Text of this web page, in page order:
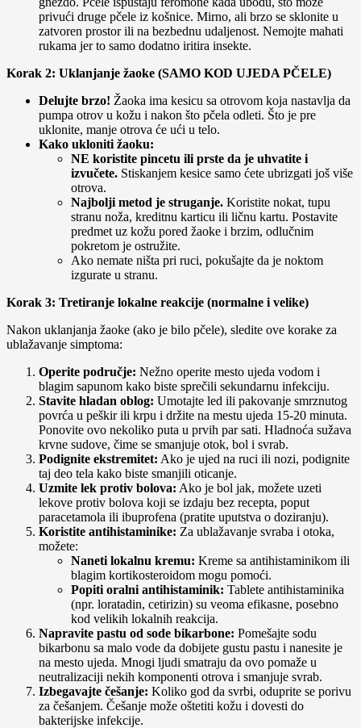
privući druge pčele iz košnice. Mirno, ali brzo se sklonite u
zatvoren prostor ili na bezbednu udaljenost. Nemojte mahati
rukama jer to samo dodatno iritira insekte.
Korak 2: Uklanjanje žaoke (SAMO KOD UJEDA PČELE)
Delujte brzo! Žaoka ima kesicu sa otrovom koja nastavlja da
pumpa otrov u kožu i nakon što pčela odleti. Što je pre
uklonite, manje otrova će ući u telo.
Kako ukloniti žaoku:
NE koristite pincetu ili prste da je uhvatite i
izvučete. Stiskanjem kesice samo ćete ubrizgati još više
otrova.
Najbolji metod je struganje. Koristite nokat, tupu
stranu noža, kreditnu karticu ili ličnu kartu. Postavite
predmet uz kožu pored žaoke i brzim, odlučnim
pokretom je ostružite.
Ako nemate ništa pri ruci, pokušajte da je noktom
izgurate u stranu.
Korak 3: Tretiranje lokalne reakcije (normalne i velike)
Nakon uklanjanja žaoke (ako je bilo pčele), sledite ove korake za
ublažavanje simptoma:
Operite područje: Nežno operite mesto ujeda vodom i
blagim sapunom kako biste sprečili sekundarnu infekciju.
Stavite hladan oblog: Umotajte led ili pakovanje smrznutog
povrća u peškir ili krpu i držite na mestu ujeda 15-20 minuta.
Ponovite ovo nekoliko puta u prvih par sati. Hladnoća sužava
krvne sudove, čime se smanjuje otok, bol i svrab.
Podignite ekstremitet: Ako je ujed na ruci ili nozi, podignite
taj deo tela kako biste smanjili oticanje.
Uzmite lek protiv bolova: Ako je bol jak, možete uzeti
lekove protiv bolova koji se izdaju bez recepta, poput
paracetamola ili ibuprofena (pratite uputstva o doziranju).
Koristite antihistaminike: Za ublažavanje svraba i otoka,
možete:
Naneti lokalnu kremu: Kreme sa antihistaminikom ili
blagim kortikosteroidom mogu pomoći.
Popiti oralni antihistaminik: Tablete antihistaminika
(npr. loratadin, cetirizin) su veoma efikasne, posebno
kod velikih lokalnih reakcija.
Napravite pastu od sode bikarbone: Pomešajte sodu
bikarbonu sa malo vode da dobijete gustu pastu i nanesite je
na mesto ujeda. Mnogi ljudi smatraju da ovo pomaže u
neutralizaciji nekih komponenti otrova i smanjuje svrab.
Izbegavajte češanje: Koliko god da svrbi, oduprite se porivu
za češanjem. Češanje može oštetiti kožu i dovesti do
bakterijske infekcije.